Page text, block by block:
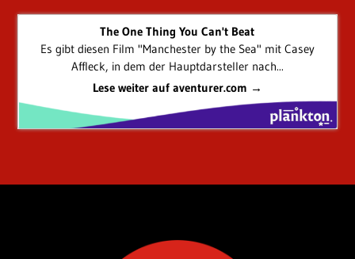
The One Thing You Can't Beat
Es gibt diesen Film "Manchester by the Sea" mit Casey
Affleck, in dem der Hauptdarsteller nach...
Lese weiter auf aventurer.com →